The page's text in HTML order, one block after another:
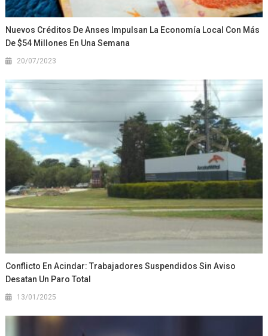
Nuevos Créditos De Anses Impulsan La Economía Local Con Más
De $54 Millones En Una Semana
20/07/2023
Conflicto En Acindar: Trabajadores Suspendidos Sin Aviso
Desatan Un Paro Total
13/01/2025